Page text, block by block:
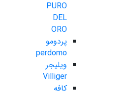
PURO
DEL
ORO
پردومو
perdomo
ویلیجر
Villiger
کافه